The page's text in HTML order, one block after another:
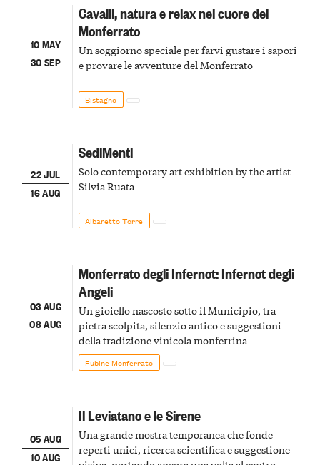
10 MAY
30 SEP
Cavalli, natura e relax nel cuore del
Monferrato
Un soggiorno speciale per farvi gustare i sapori
e provare le avventure del Monferrato
Bistagno
22 JUL
16 AUG
SediMenti
Solo contemporary art exhibition by the artist
Silvia Ruata
Albaretto Torre
03 AUG
08 AUG
Monferrato degli Infernot: Infernot degli
Angeli
Un gioiello nascosto sotto il Municipio, tra
pietra scolpita, silenzio antico e suggestioni
della tradizione vinicola monferrina
Fubine Monferrato
05 AUG
10 AUG
Il Leviatano e le Sirene
Una grande mostra temporanea che fonde
reperti unici, ricerca scientifica e suggestione